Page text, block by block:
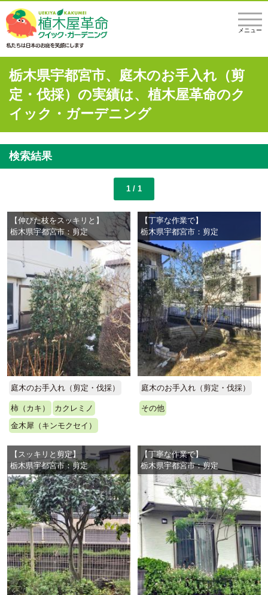
メニュー
栃木県宇都宮市、庭木のお手入れ（剪
定・伐採）の実績は、植木屋革命のク
イック・ガーデニング
検索結果
1 / 1
【伸びた枝をスッキリと】
栃木県宇都宮市：剪定
庭木のお手入れ（剪定・伐採）
柿（カキ）
カクレミノ
金木犀（キンモクセイ）
【丁寧な作業で】
栃木県宇都宮市：剪定
庭木のお手入れ（剪定・伐採）
その他
【スッキリと剪定】
栃木県宇都宮市：剪定
【丁寧な作業で】
栃木県宇都宮市：剪定